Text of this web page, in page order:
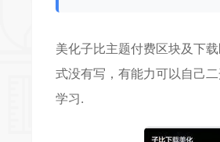
美化子比主题付费区块及下
式没有写，有能力可以自己
学习.